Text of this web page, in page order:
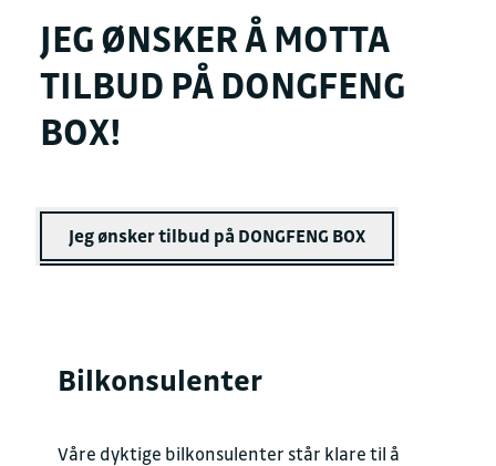
JEG ØNSKER Å MOTTA
TILBUD PÅ DONGFENG
BOX!
Jeg ønsker tilbud på DONGFENG BOX
Bilkonsulenter
Våre dyktige bilkonsulenter står klare til å